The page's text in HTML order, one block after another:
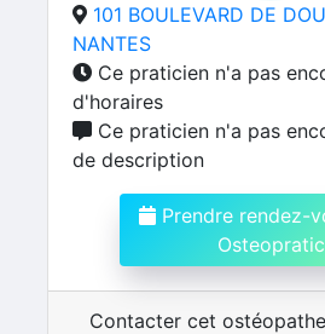
101 BOULEVARD DE
NANTES
Ce praticien n'a pas
d'horaires
Ce praticien n'a pas
de description
Prendre rendez-
Osteopratic
Contacter cet